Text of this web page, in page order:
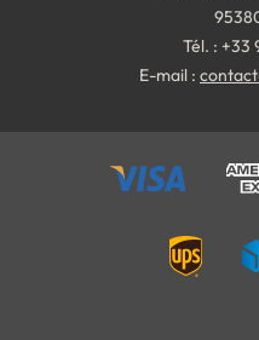
Tél. : +33
E-mail :